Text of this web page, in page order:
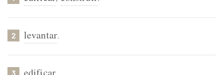
2 levantar.
3 edificar.